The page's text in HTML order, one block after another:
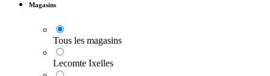
Magasins
Tous les magasins
Lecomte Ixelles